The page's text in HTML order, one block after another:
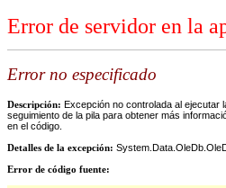
Error de servidor en la
Error no especificado
Descripción: Excepción no controlada al ejecutar
seguimiento de la pila para obtener más
en el código.
Detalles de la excepción:
Error de código fuente: